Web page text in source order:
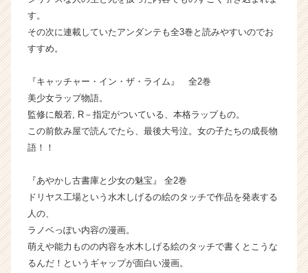
リ
e
r
C
e
r）
す。
その次に連載していたアンダンテも全3巻と読みやすいのでお
すすめ。
『キャッチャー・イン・ザ・ライム』 全2巻
美少女ラップ物語。
監修に般若, R－指定がついている、本格ラップもの。
この前飲み屋で読んでたら、最後大号泣。女の子たちの成長物
語！！
『あやかし古書庫と少女の魅宝』 全2巻
ドリヤス工場という水木しげるの絵のタッチで作品を発表する
人の、
ラノベっぽい内容の漫画。
萌えや能力ものの内容を水木しげる絵のタッチで書くとこうな
るんだ！というギャップが面白い漫画。